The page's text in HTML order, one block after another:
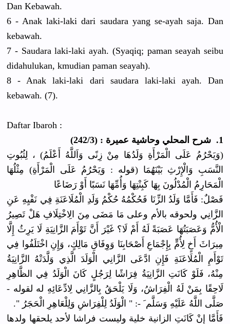
Dan Kebawah.
6 - Anak laki-laki dari saudara yang se-ayah saja. Dan
kebawah.
7 - Saudara laki-laki ayah. (Syaqiq; paman seayah seibu
didahulukan, kmudian paman seayah).
8 - Anak laki-laki dari saudara laki-laki ayah. Dan
kebawah. (7).
Daftar Ibaroh :
1. شرح المحلي وحاشية عميرة : (242/3)
(وَيَحْرُمُ عَلَى الْمَرْأَةِ وَلَدُهَا مِنْ زِنًى وَاَللَّهُ أَعْلَمُ) ، لِثُبُوتِ
النَّسَبِ وَالْإِرْثِ بَيْنَهُمَا (قوله : وَيَحْرُمُ عَلَى الْمَرْأَةِ) مِثْلُهَا
الْمَحَارِمُ الْمُدْلُونَ بِهَا كَبِنْتِهَا وَأُمِّهَا نَسَبًا أَوْ رَضَاعًا
فَصْلٌ: فَأَمَّا وَلَدُ الزِّنَا فَحُكْمُهُ حُكْمُ وَلَدِ الْمُلَاعَنَةِ فِي نَفْيِهِ عَنِ
الزَّانِي ولحوقه بالأم وعلى مَا مَضَى مِنَ الِاخْتِلَافِ هَلْ تَصِيرُ
الْأُمُّ وَعَصَبَتُهَا عَصَبَةً لَهُ أَمْ لَا؟ غَيْرَ أَنَّ تَوْأَمَ الزَّانِيَةِ لَا يَرِثُ إِلَّا
مِيرَاثَ أَخٍ لِأُمٍّ بِإِجْمَاعِ أَصْحَابِنَا وَوِفَاقِ مَالِكٍ، وَإِنِ اخْتَلَفُوا فِي
تَوْأَمِ الْمُلَاعَنَةِ فَإِنِ ادَّعَى الزَّانِي الْوَلَدَ الَّذِي وَلَّدَتْهُ الزَّانِيَةُ
مِنْهُ، فَلَوْ كَانَتِ الزَّانِيَةُ فِرَاشًا لِرَجُلٍ كَانَ الْوَلَدُ فِي الظَّاهِرِ
لَاحِقًا بِمَنْ لَهُ الْفِرَاشُ، وَلَا يَلْحَقُ بِالزَّانِي لِادِّعَائِهِ له لقوله -
صَلَّى اللَّهُ عَلَيْهِ وَسَلَّم َ -: " الْوَلَدُ لِلْفِرَاشِ وَلِلْعَاهِرِ الْحَجَرُ ".
فَأَمَّا إِنْ كَانَتِ الزانية خلية وليست فراشا لأحد يلحقها ولدها